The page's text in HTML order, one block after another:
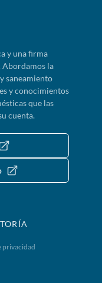
y una firma
Abordamos la
saneamiento
y conocimientos
que las
cuenta.
privacidad